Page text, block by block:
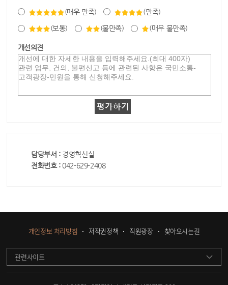
(매우 만족) (만족)
(보통) (불만족) (매우 불만족)
개선의견
담당부서 : 경영혁신실
전화번호 : 042-629-2408
개인정보 처리방침 저작권정책 직원광장 찾아오시는길
관련사이트